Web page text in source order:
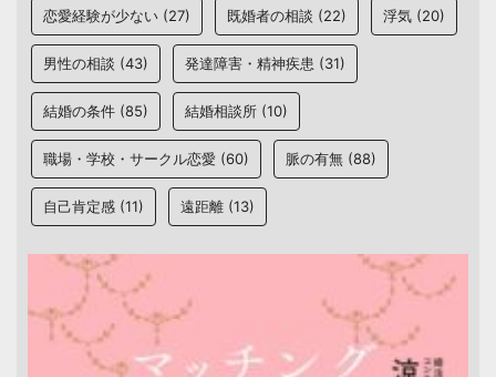
恋愛経験が少ない (27) 既婚者の相談 (22) 浮気 (20)
男性の相談 (43) 発達障害・精神疾患 (31)
結婚の条件 (85) 結婚相談所 (10)
職場・学校・サークル恋愛 (60) 脈の有無 (88)
自己肯定感 (11) 遠距離 (13)